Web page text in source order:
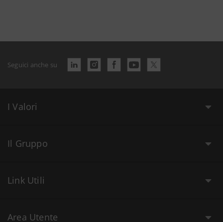
Seguici anche su
I Valori
Il Gruppo
Link Utili
Area Utente